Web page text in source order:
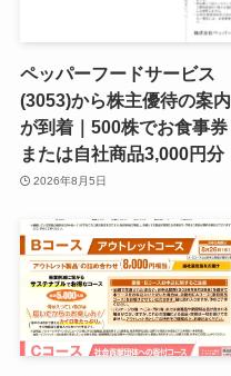
ペッパーフードサービス
(3053)から株主優待の案内
が到着｜500株でお食事券
または自社商品3,000円分
2026年8月5日